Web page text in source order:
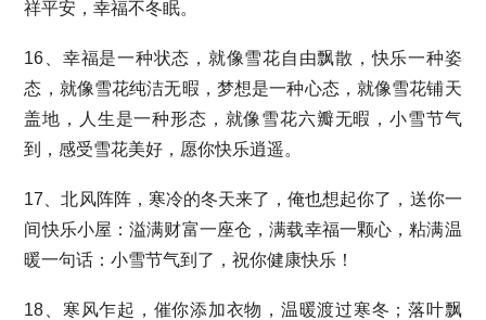
祥平安，幸福不冬眠。
16、幸福是一种状态，就像雪花自由飘散，快乐一种姿
态，就像雪花纯洁无暇，梦想是一种心态，就像雪花铺天
盖地，人生是一种形态，就像雪花六瓣无暇，小雪节气
到，感受雪花美好，愿你快乐逍遥。
17、北风阵阵，寒冷的冬天来了，俺也想起你了，送你一
间快乐小屋：溢满财富一座仓，满载幸福一颗心，粘满温
暖一句话：小雪节气到了，祝你健康快乐！
18、寒风乍起，催你添加衣物，温暖渡过寒冬；落叶飘